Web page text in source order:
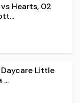
Hearts, 02
Daycare Little
...